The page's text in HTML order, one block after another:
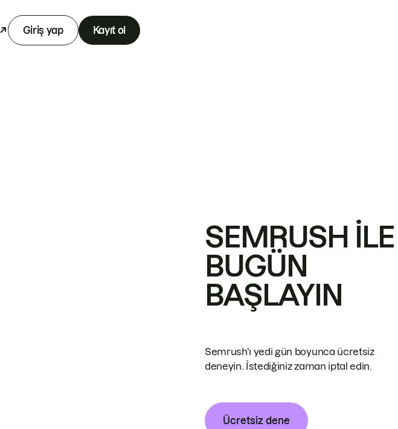
Giriş yap Kayıt ol
SEMRUSH ILE
BUGÜN
BAŞLAYIN
Semrush'ı yedi gün boyunca ücretsiz
deneyin. İstediğiniz zaman iptal edin.
Ücretsiz dene